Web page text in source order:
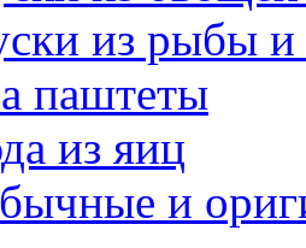
из рыбы
паштеты
из яиц
и